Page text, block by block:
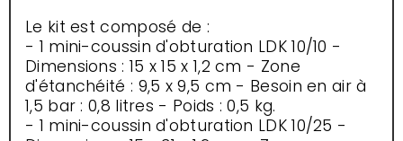
Le kit est composé de :
- 1 mini-coussin d'obturation LDK 10/10 -
Dimensions : 15 x 15 x 1,2 cm - Zone
d'étanchéité : 9,5 x 9,5 cm - Besoin en air à
1,5 bar : 0,8 litres - Poids : 0,5 kg.
- 1 mini-coussin d'obturation LDK 10/25 -